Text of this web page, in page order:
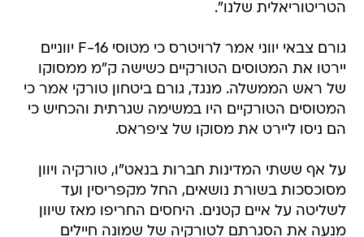
הטריטוריאלית שלנו".
גורם צבאי יווני אמר לרויטרס כי מטוסי 16-F יווניים
יירטו את המטוסים הטורקיים כשישה ק"מ ממסוקו
של ראש הממשלה. מנגד, גורם ביטחון טורקי אמר כי
המטוסים הטורקיים היו במשימה שגרתית והכחיש כי
הם ניסו ליירט את מסוקו של ציפראס.
על אף ששתי המדינות חברות בנאט"ו, טורקיה ויוון
מסוכסכות בשורת נושאים, החל מקפריסין ועד
לשליטה על איים קטנים. היחסים החריפו מאז שיוון
מנעה את הסגרתם לטורקיה של שמונה חיילים